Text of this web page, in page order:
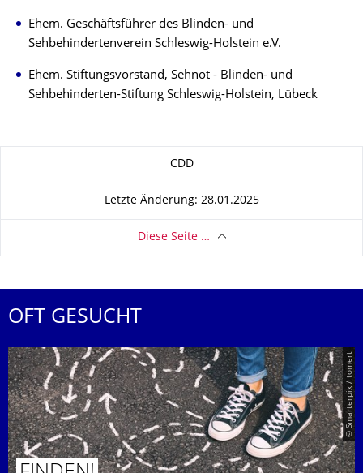
Ehem. Geschäftsführer des Blinden- und
Sehbehindertenverein Schleswig-Holstein e.V.
Ehem. Stiftungsvorstand, Sehnot - Blinden- und
Sehbehinderten-Stiftung Schleswig-Holstein, Lübeck
CDD
Letzte Änderung: 28.01.2025
Diese Seite …
OFT GESUCHT
© Smarterpix / tomert